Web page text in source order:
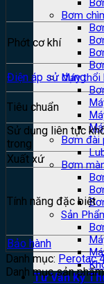
Bơm
Máy thổi
Bơm đài
Bơm
Sản
Tư Vấn Kỹ
Phớt cơ khí
Điện áp sử dụng
Tiêu chuẩn
Sử dụng liên tục
trong
Xuất xứ
Tính năng đặc biệt
Bảo hành
Danh mục: Perotac
Danh mục sản phẩm